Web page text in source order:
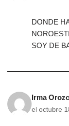
DONDE
SOY DE
Irma
el octubre